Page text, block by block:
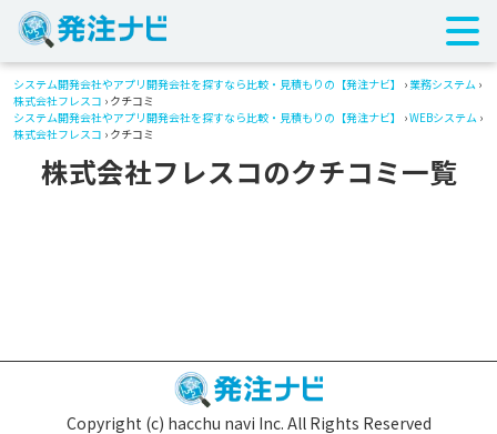
システム開発会社やアプリ開発会社を探すなら比較・見積もりの【発注ナビ】 › 業務システム ›
株式会社フレスコ › クチコミ
システム開発会社やアプリ開発会社を探すなら比較・見積もりの【発注ナビ】
›WEBシステム ›
株式会社フレスコ › クチコミ
株式会社フレスコのクチコミ一覧
Copyright (c) hacchu navi Inc. All Rights Reserved